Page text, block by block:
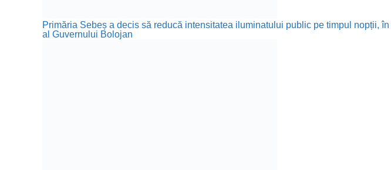
Primăria Sebeș a decis să reducă intensitatea iluminatului public pe timpul nopții,
al Guvernului Bolojan